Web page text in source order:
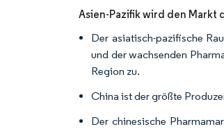
Asien-Pazifik wird den Markt
Der asiatisch-pazifische
und der wachsenden
Region zu.
China ist der größte
Der chinesische